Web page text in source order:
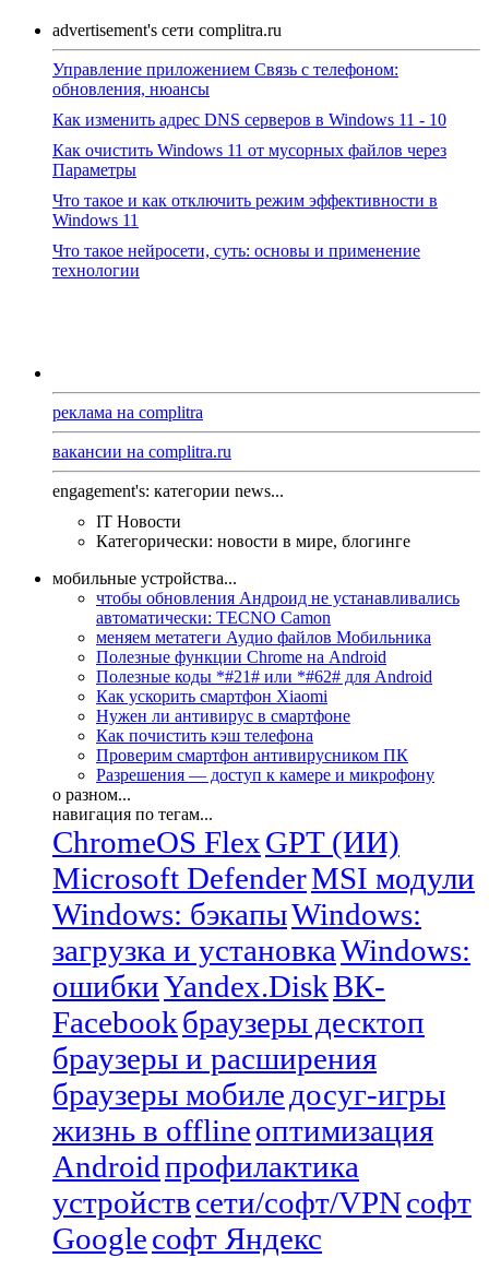
advertisement's сети complitra.ru
Управление приложением Связь с телефоном:
обновления, нюансы
Как изменить адрес DNS серверов в Windows 11 - 10
Как очистить Windows 11 от мусорных файлов через
Параметры
Что такое и как отключить режим эффективности в
Windows 11
Что такое нейросети, суть: основы и применение
технологии
реклама на complitra
вакансии на complitra.ru
engagement's: категории news...
IT Новости
Категорически: новости в мире, блогинге
мобильные устройства...
чтобы обновления Андроид не устанавливались
автоматически: TECNO Camon
меняем метатеги Аудио файлов Мобильника
Полезные функции Chrome на Android
Полезные коды *#21# или *#62# для Android
Как ускорить смартфон Xiaomi
Нужен ли антивирус в смартфоне
Как почистить кэш телефона
Проверим смартфон антивирусником ПК
Разрешения — доступ к камере и микрофону
о разном...
навигация по тегам...
ChromeOS FlexGPT (ИИ)
Microsoft DefenderMSI модули
Windows: бэкапыWindows:
загрузка и установкаWindows:
ошибкиYandex.DiskВК-
Facebookбраузеры десктоп
браузеры и расширения
браузеры мобиле досуг-игры
жизнь в offlineоптимизация
Androidпрофилактика
устройствсети/софт/VPNсофт
Googleсофт Яндекс